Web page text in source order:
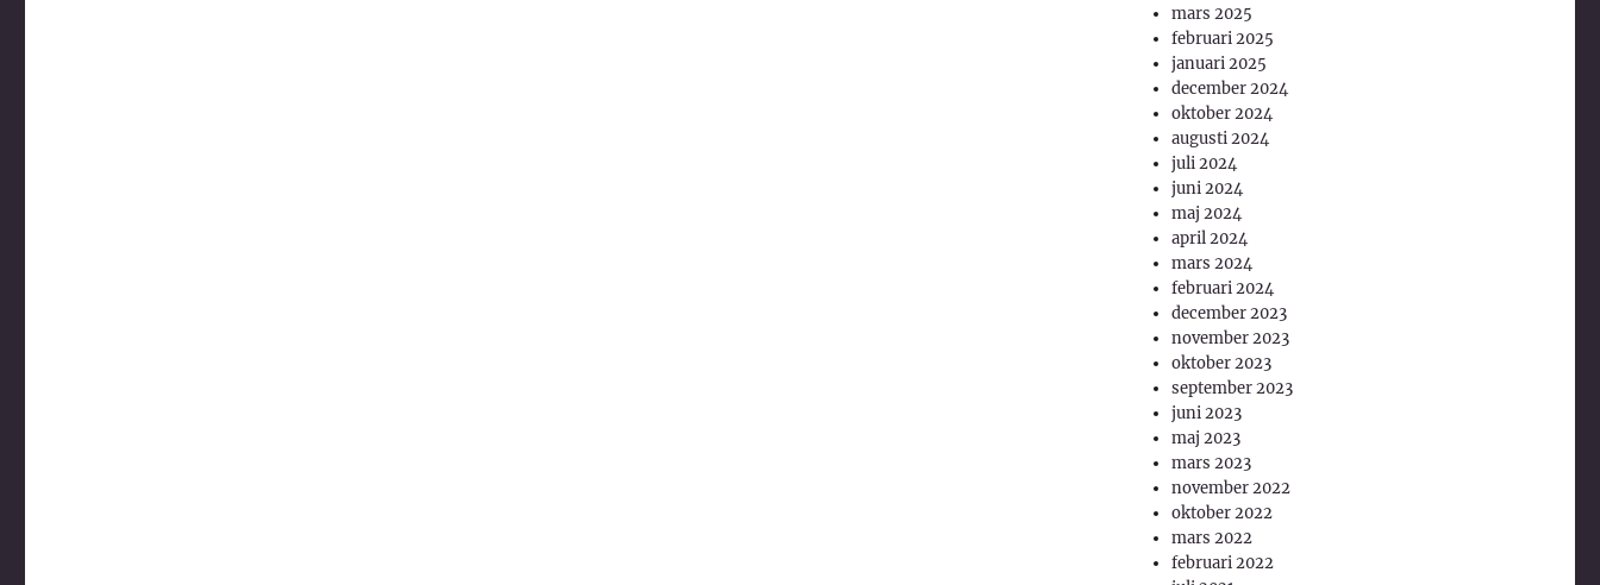
mars 2025
februari 2025
januari 2025
december 2024
oktober 2024
augusti 2024
juli 2024
juni 2024
maj 2024
april 2024
mars 2024
februari 2024
december 2023
november 2023
oktober 2023
september 2023
juni 2023
maj 2023
mars 2023
november 2022
oktober 2022
mars 2022
februari 2022